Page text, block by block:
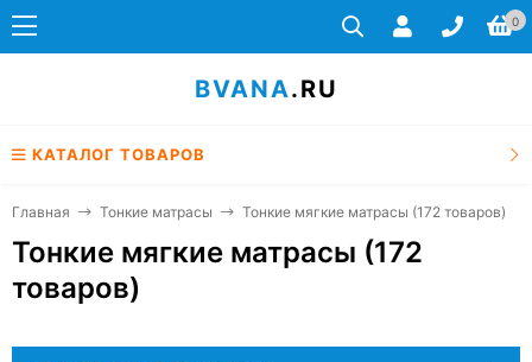
0
BVANA.RU
КАТАЛОГ ТОВАРОВ
Главная Тонкие матрасы Тонкие мягкие матрасы (172 товаров)
Тонкие мягкие матрасы (172
товаров)